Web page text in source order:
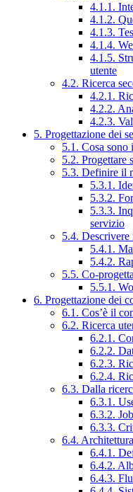
4.1.1.
4.1.2.
4.1.3.
4.1.4.
4.1.5.
utente
4.2. Ricerca
4.2.1.
4.2.2.
4.2.3.
5. Progettazione dei
5.1. Cosa sono
5.2. Progettare
5.3. Definire il
5.3.1.
5.3.2.
5.3.3.
servizio
5.4.
5.4.1.
5.4.2.
5.5. Co-
5.5.1.
6. Progettazione dei
6.1. Cos’è il
6.2. Ricerca
6.2.1.
6.2.2.
6.2.3.
6.2.4.
6.3. Dalla
6.3.1.
6.3.2.
6.3.3.
6.4.
6.4.1.
6.4.2.
6.4.3.